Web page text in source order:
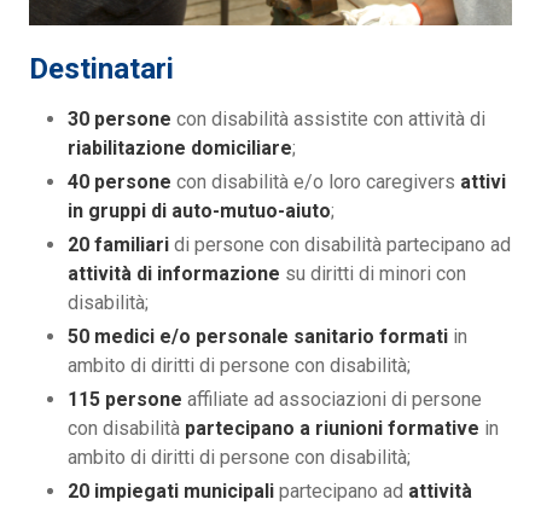
Destinatari
30 persone con disabilità assistite con attività di
riabilitazione domiciliare;
40 persone con disabilità e/o loro caregivers attivi
in gruppi di auto-mutuo-aiuto;
20 familiari di persone con disabilità partecipano ad
attività di informazione su diritti di minori con
disabilità;
50 medici e/o personale sanitario formati in
ambito di diritti di persone con disabilità;
115 persone affiliate ad associazioni di persone
con disabilità partecipano a riunioni formative in
ambito di diritti di persone con disabilità;
20 impiegati municipali partecipano ad attività